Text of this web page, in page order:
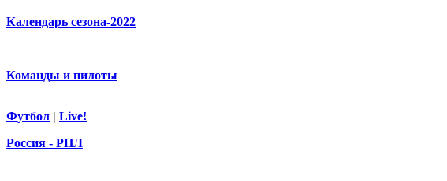
Календарь сезона-2022
Команды и пилоты
Футбол | Live!
Россия - РПЛ